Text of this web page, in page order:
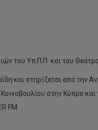
του Υπ.Π.Π. και του
και στηρίζεται από την
στην Κύπρο και
FM.
το